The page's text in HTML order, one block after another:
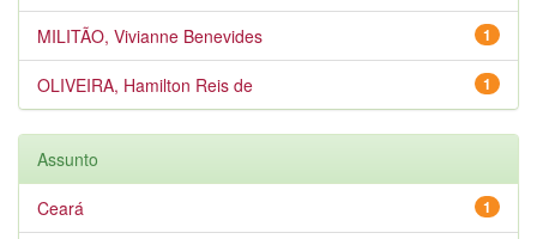
1
MILITÃO, Vivianne Benevides
1
OLIVEIRA, Hamilton Reis de
Assunto
1
Ceará